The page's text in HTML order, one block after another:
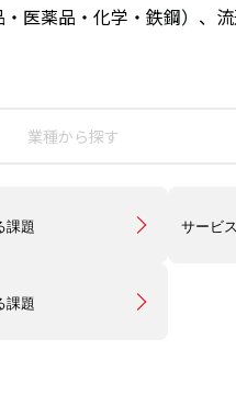
医薬品・化学・鉄鋼）、
業種から探す
課題 サービ
課題